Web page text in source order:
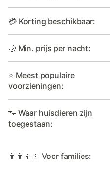
💳 Korting beschikbaar:
🌙 Min. prijs per nacht:
⭐ Meest populaire
voorzieningen:
🐾 Waar huisdieren zijn
toegestaan:
👩‍👩‍👧‍👦 Voor families: